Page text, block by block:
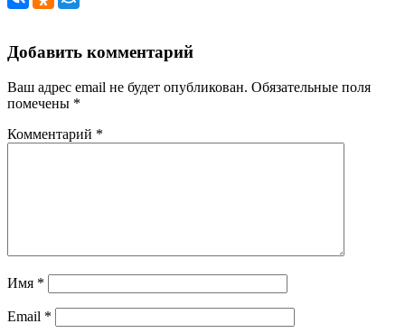
Добавить комментарий
Ваш адрес email не будет опубликован. Обязательные поля
помечены *
Комментарий *
Имя *
Email *